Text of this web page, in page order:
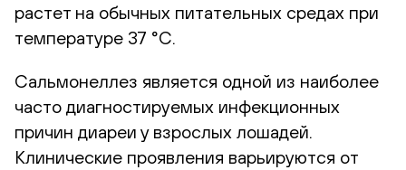
растет на обычных питательных средах при
температуре 37 °С.
Сальмонеллез является одной из наиболее
часто диагностируемых инфекционных
причин диареи у взрослых лошадей.
Клинические проявления варьируются от